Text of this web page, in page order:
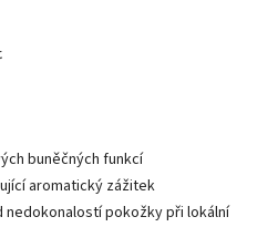
buněčných funkcí
aromatický zážitek
nedokonalostí pokožky při lokální